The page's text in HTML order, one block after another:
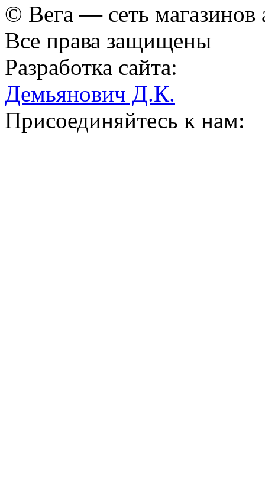
© Вега — сеть магазинов
Все права защищены
Разработка сайта:
Демьянович Д.К.
Присоединяйтесь к нам: